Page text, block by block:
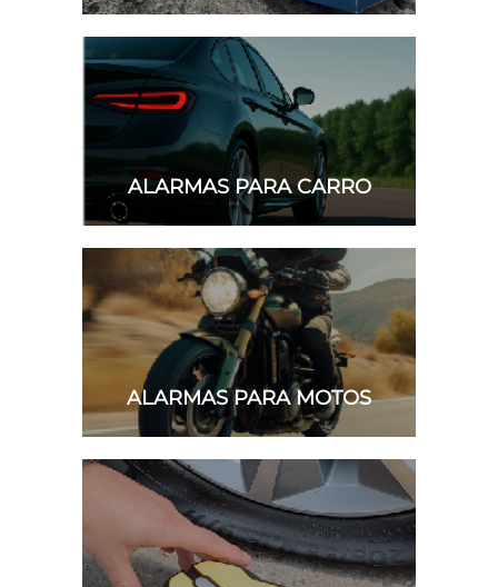
ALARMAS PARA CARRO
ALARMAS PARA MOTOS